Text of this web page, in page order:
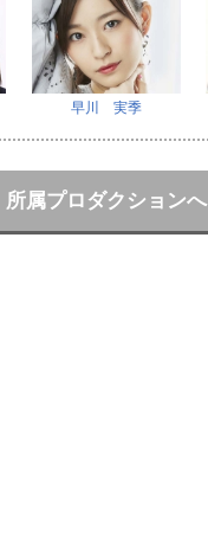
早川 実季
所属プロダクションへ